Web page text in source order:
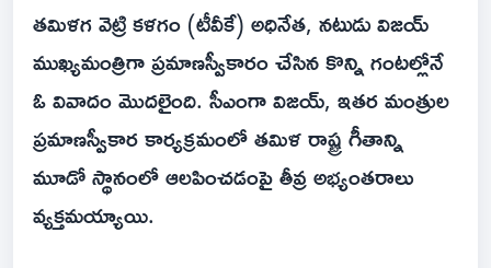
తమిళగ వెట్రి కళగం (టీవీకే) అధినేత, నటుడు విజయ్
ముఖ్యమంత్రిగా ప్రమాణస్వీకారం చేసిన కొన్ని గంటల్లోనే
ఓ వివాదం మొదలైంది. సీఎంగా విజయ్, ఇతర మంత్రుల
ప్రమాణస్వీకార కార్యక్రమంలో తమిళ రాష్ట్ర గీతాన్ని
మూడో స్థానంలో ఆలపించడంపై తీవ్ర అభ్యంతరాలు
వ్యక్తమయ్యాయి.